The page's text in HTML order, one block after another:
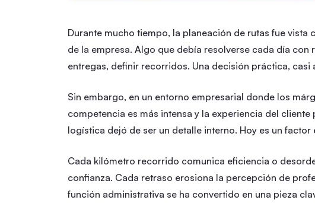
Durante mucho tiempo, la planeación de rutas fue vista
de la empresa. Algo que debía resolverse cada día con
entregas, definir recorridos. Una decisión práctica, casi
Sin embargo, en un entorno empresarial donde los
competencia es más intensa y la experiencia del
logística dejó de ser un detalle interno. Hoy es un factor
Cada kilómetro recorrido comunica eficiencia o
confianza. Cada retraso erosiona la percepción de
función administrativa se ha convertido en una pieza